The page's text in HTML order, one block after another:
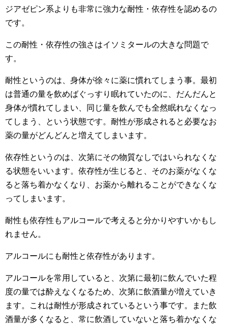
ジアゼピン系よりも非常に強力な耐性・依存性を認めるの
です。
この耐性・依存性の強さはイソミタールの大きな問題で
す。
耐性というのは、身体が徐々に薬に慣れてしまう事。最初
は普通の量を飲めばぐっすり眠れていたのに、だんだんと
身体が慣れてしまい、同じ量を飲んでも全然眠れなくなっ
てしまう、という状態です。耐性が形成されると必要なお
薬の量がどんどんと増えてしまいます。
依存性というのは、次第にその物質なしではいられなくな
る状態をいいます。依存性が生じると、そのお薬がなくな
ると落ち着かなくなり、お薬から離れることができなくな
ってしまいます。
耐性も依存性もアルコールで考えると分かりやすいかもし
れません。
アルコールにも耐性と依存性があります。
アルコールを常用していると、次第に最初に飲んでいた程
度の量では酔えなくなるため、次第に飲酒量が増えていき
ます。これは耐性が形成されているという事です。また飲
酒量が多くなると、常に飲酒していないと落ち着かなくな